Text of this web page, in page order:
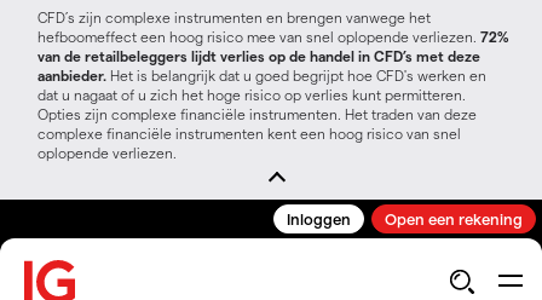
CFD’s zijn complexe instrumenten en brengen vanwege het
hefboomeffect een hoog risico mee van snel oplopende verliezen. 72%
van de retailbeleggers lijdt verlies op de handel in CFD’s met deze
aanbieder. Het is belangrijk dat u goed begrijpt hoe CFD's werken en
dat u nagaat of u zich het hoge risico op verlies kunt permitteren.
Opties zijn complexe financiële instrumenten. Het traden van deze
complexe financiële instrumenten kent een hoog risico van snel
oplopende verliezen.
Inloggen Open een rekening